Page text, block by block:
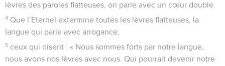
lèvres des paroles flatteuses, on parle avec un cœur double.
4 Que l’Eternel extermine toutes les lèvres flatteuses, la
langue qui parle avec arrogance,
5 ceux qui disent : « Nous sommes forts par notre langue,
nous avons nos lèvres avec nous. Qui pourrait devenir notre